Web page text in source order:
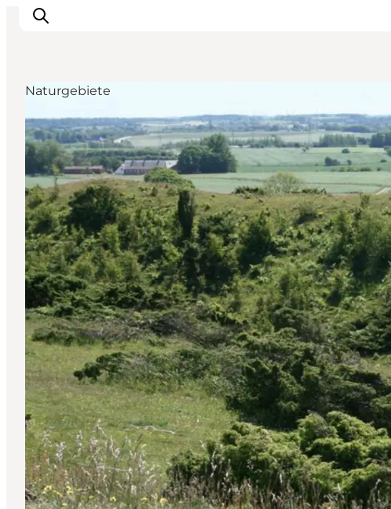
Erlebnisse
Natur
Städte und Orte
Das passiert
Reiseplanung
Praktische Informationen
Naturgebiete